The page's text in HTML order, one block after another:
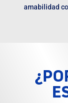
amabilidad